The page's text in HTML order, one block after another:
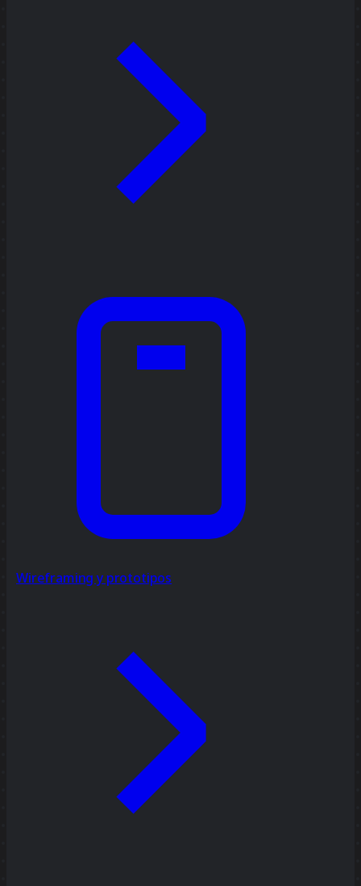
Wireframing y prototipos